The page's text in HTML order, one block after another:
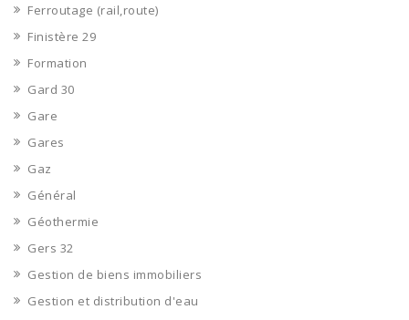
Ferroutage (rail,route)
Finistère 29
Formation
Gard 30
Gare
Gares
Gaz
Général
Géothermie
Gers 32
Gestion de biens immobiliers
Gestion et distribution d'eau